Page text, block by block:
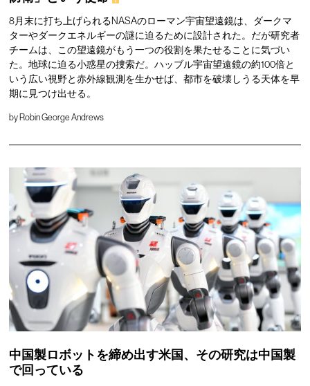
8月末に打ち上げられるNASAのローマン宇宙望遠鏡は、ダークマ
ターやダークエネルギーの謎に迫るために設計された。だが研究者
チームは、この望遠鏡がもう一つの役割を果たせることに気づい
た。地球に迫る小惑星の捜索だ。ハッブル宇宙望遠鏡の約100倍と
いう広い視野と赤外線観測を生かせば、都市を破壊しうる天体を早
期に見つけ出せる。
by Robin George Andrews
中国製ロボットを締め出す米国、その研究は中国製
で回っている